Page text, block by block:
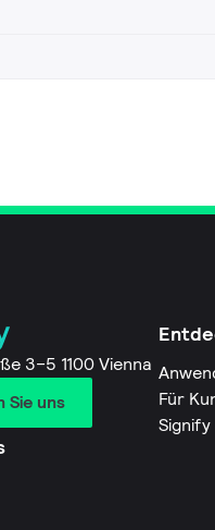
3–5 1100 Vienna
Sie uns
Für